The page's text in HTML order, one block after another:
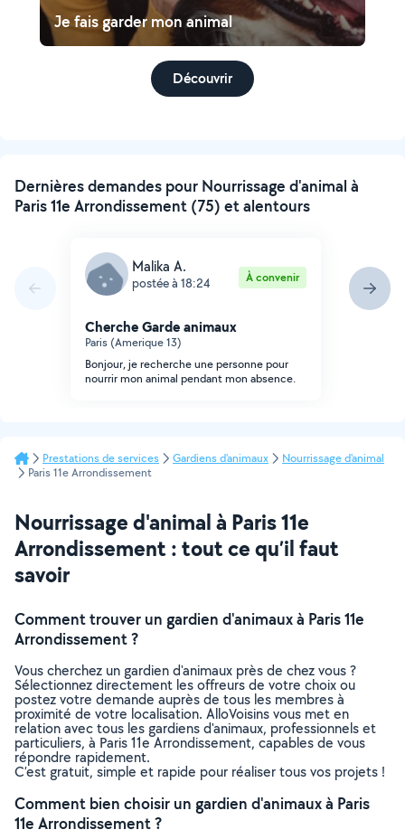
Je fais garder mon animal
Découvrir
Dernières demandes pour Nourrissage d'animal à
Paris 11e Arrondissement (75) et alentours
Malika A.
postée à 18:24 À convenir
Cherche Garde animaux
Paris (Amerique 13)
Bonjour, je recherche une personne pour
nourrir mon animal pendant mon absence.
Prestations de services Gardiens d'animaux
Nourrissage d'animal
Paris 11e Arrondissement
Nourrissage d'animal à Paris 11e
Arrondissement : tout ce qu’il faut
savoir
Comment trouver un gardien d'animaux à Paris 11e
Arrondissement ?
Vous cherchez un gardien d'animaux près de chez vous ?
Sélectionnez directement les offreurs de votre choix ou
postez votre demande auprès de tous les membres à
proximité de votre localisation. AlloVoisins vous met en
relation avec tous les gardiens d'animaux, professionnels et
particuliers, à Paris 11e Arrondissement, capables de vous
répondre rapidement.
C’est gratuit, simple et rapide pour réaliser tous vos projets !
Comment bien choisir un gardien d'animaux à Paris
11e Arrondissement ?